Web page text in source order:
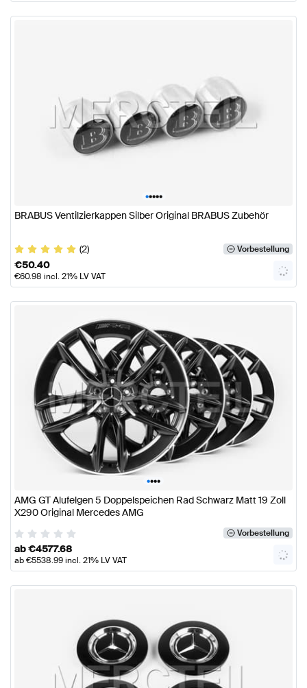
•••••
BRABUS Ventilzierkappen Silber Original BRABUS Zubehör
(2) Vorbestellung
€50.40
€60.98 incl. 21% LV VAT
••••
AMG GT Alufelgen 5 Doppelspeichen Rad Schwarz Matt 19 Zoll
X290 Original Mercedes AMG
Vorbestellung
ab€4577.68
ab€5538.99incl. 21% LV VAT